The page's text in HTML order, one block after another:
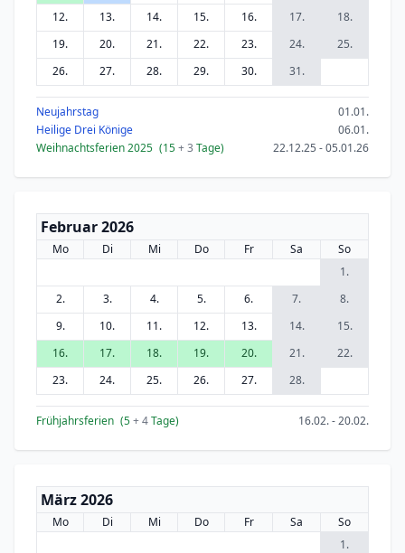
12.
13. 14. 15. 16. 17.
18.
19.
20. 21. 22. 23. 24.
25.
26.
27. 28. 29. 30. 31.
Neujahrstag
01.01.
Heilige Drei Könige
06.01.
Weihnachtsferien 2025 (15+ 3 Tage) 22.12.25 - 05.01.26
Februar 2026
Mo Di Mi Do Fr Sa
So
1.
2.
3. 4. 5. 6. 7.
8.
9.
10. 11. 12. 13. 14.
15.
16.
17. 18. 19. 20. 21.
22.
23.
24. 25. 26. 27. 28.
Frühjahrsferien (5+ 4Tage) 16.02. - 20.02.
März 2026
Mo Di Mi Do Fr Sa
So
1.